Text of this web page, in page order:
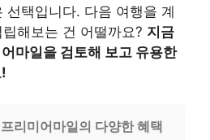
선택입니다. 다음 여행을 계
해보는 건 어떨까요? 지금
마일을 검토해 보고 유용한
리미어마일의 다양한 혜택